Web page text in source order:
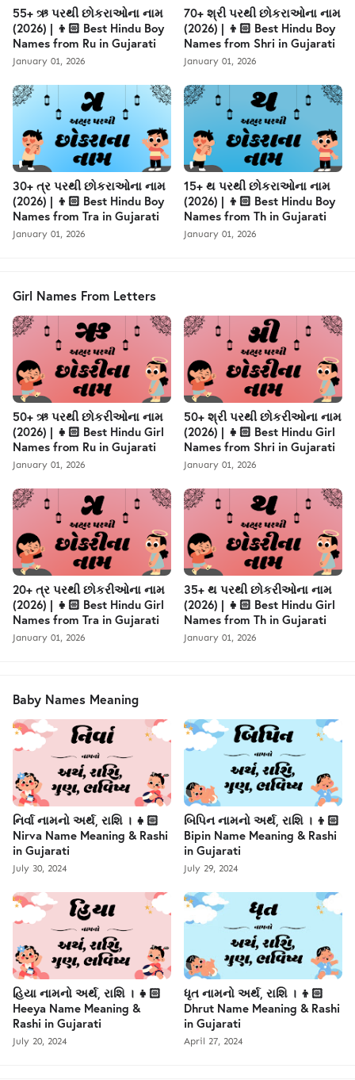
55+ ઋ પરથી છોકરાઓના નામ
(2026) | 👦🏻 Best Hindu Boy
Names from Ru in Gujarati
January 01, 2026
70+ શ્રી પરથી છોકરાઓના નામ
(2026) | 👦🏻 Best Hindu Boy
Names from Shri in Gujarati
January 01, 2026
30+ ત્ર પરથી છોકરાઓના નામ
(2026) | 👦🏻 Best Hindu Boy
Names from Tra in Gujarati
January 01, 2026
15+ થ પરથી છોકરાઓના નામ
(2026) | 👦🏻 Best Hindu Boy
Names from Th in Gujarati
January 01, 2026
Girl Names From Letters
50+ ઋ પરથી છોકરીઓના નામ
(2026) | 👧🏻 Best Hindu Girl
Names from Ru in Gujarati
January 01, 2026
50+ શ્રી પરથી છોકરીઓના નામ
(2026) | 👧🏻 Best Hindu Girl
Names from Shri in Gujarati
January 01, 2026
20+ ત્ર પરથી છોકરીઓના નામ
(2026) | 👧🏻 Best Hindu Girl
Names from Tra in Gujarati
January 01, 2026
35+ થ પરથી છોકરીઓના નામ
(2026) | 👧🏻 Best Hindu Girl
Names from Th in Gujarati
January 01, 2026
Baby Names Meaning
નિર્વા નામનો અર્થ, રાશિ । 👧🏻
Nirva Name Meaning & Rashi
in Gujarati
July 30, 2024
બિપિન નામનો અર્થ, રાશિ । 👦🏻
Bipin Name Meaning & Rashi
in Gujarati
July 29, 2024
હિયા નામનો અર્થ, રાશિ । 👧🏻
Heeya Name Meaning &
Rashi in Gujarati
July 20, 2024
ધૃત નામનો અર્થ, રાશિ । 👦🏻
Dhrut Name Meaning & Rashi
in Gujarati
April 27, 2024